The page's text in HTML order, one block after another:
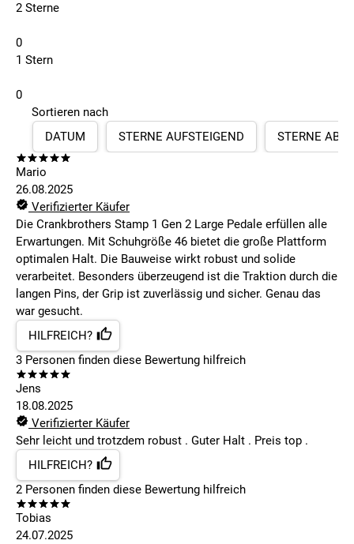
2 Sterne
0
1 Stern
0
Sortieren nach
DATUM
STERNE AUFSTEIGEND STERNE
Mario
26.08.2025
Verifizierter Käufer
Die Crankbrothers Stamp 1 Gen 2 Large Pedale erfüllen alle
Erwartungen. Mit Schuhgröße 46 bietet die große Plattform
optimalen Halt. Die Bauweise wirkt robust und solide
verarbeitet. Besonders überzeugend ist die Traktion durch die
langen Pins, der Grip ist zuverlässig und sicher. Genau das
war gesucht.
HILFREICH?
3 Personen finden diese Bewertung hilfreich
Jens
18.08.2025
Verifizierter Käufer
Sehr leicht und trotzdem robust . Guter Halt . Preis top .
HILFREICH?
2 Personen finden diese Bewertung hilfreich
Tobias
24.07.2025